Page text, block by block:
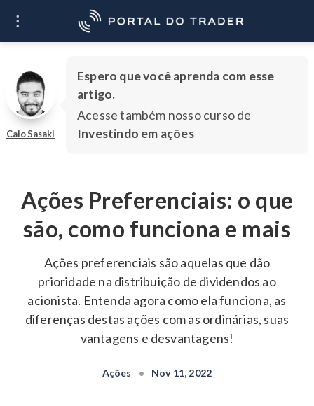
O que você quer
aprender?
Ações Preferenciais: o que
são, como funciona e mais
Ações preferenciais são aquelas que dão
prioridade na distribuição de dividendos ao
acionista. Entenda agora como ela funciona, as
diferenças destas ações com as ordinárias, suas
vantagens e desvantagens!
Ações • Nov 11, 2022
Caio Sasaki
Espero que você aprenda com esse
artigo.
Acesse também nosso curso de
Investindo em ações